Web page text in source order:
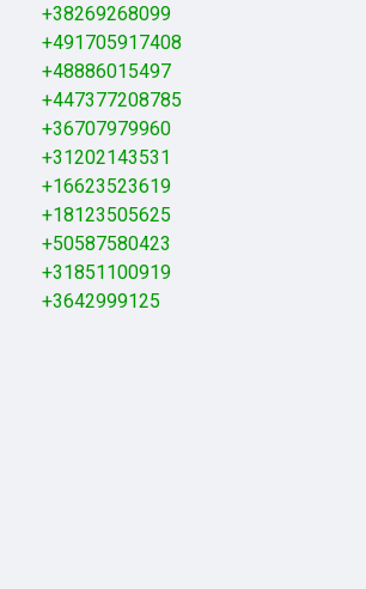
+38269268099
+491705917408
+48886015497
+447377208785
+36707979960
+31202143531
+16623523619
+18123505625
+50587580423
+31851100919
+3642999125